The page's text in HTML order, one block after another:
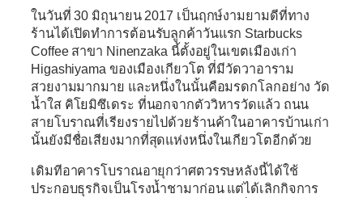
ในวันที่30 มิถุนายน 2017 เป็นฤกษ์งามยามดีที่ทาง
ร้านได้เปิดทำการต้อนรับลูกค้าวันแรก Starbucks
Coffee สาขา Ninenzaka นี้ตั้งอยู่ในเขตเมืองเก่า
Higashiyama ของเมืองเกียวโต ที่มีวัดวาอาราม
สวยงามมากมาย และหนึ่งในนั้นคือมรดกโลกอย่าง วัด
น้ำใส คิโยมิซึเดระ ที่นอกจากตัววิหารวัดแล้ว ถนน
สายโบราณที่เรียงรายไปด้วยร้านค้าในอาคารบ้านเก่า
นั้นยังมีชื่อเสียงมากที่สุดแห่งหนึ่งในเกียวโตอีกด้วย
เดิมทีอาคารโบราณอายุกว่าศตวรรษหลังนี้ได้ใช้
ประกอบธุรกิจเป็นโรงน้ำชามาก่อน แต่ได้เลิกกิจการ